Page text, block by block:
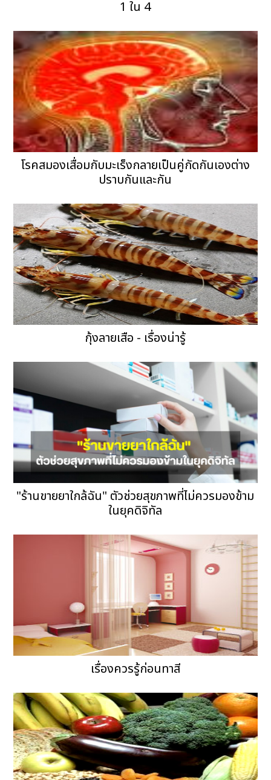
1 ใน 4
โรคสมองเสื่อมกับมะเร็งกลายเป็นคู่กัดกันเองต่าง
ปราบกันและกัน
กุ้งลายเสือ - เรื่องน่ารู้
"ร้านขายยาใกล้ฉัน" ตัวช่วยสุขภาพที่ไม่ควรมองข้าม
ในยุคดิจิทัล
เรื่องควรรู้ก่อนทาสี